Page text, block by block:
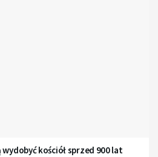
kościół sprzed 900 lat